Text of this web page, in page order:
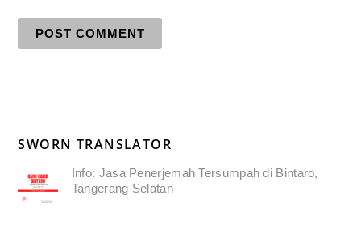
SWORN TRANSLATOR
Info: Jasa Penerjemah Tersumpah di Bintaro,
Tangerang Selatan